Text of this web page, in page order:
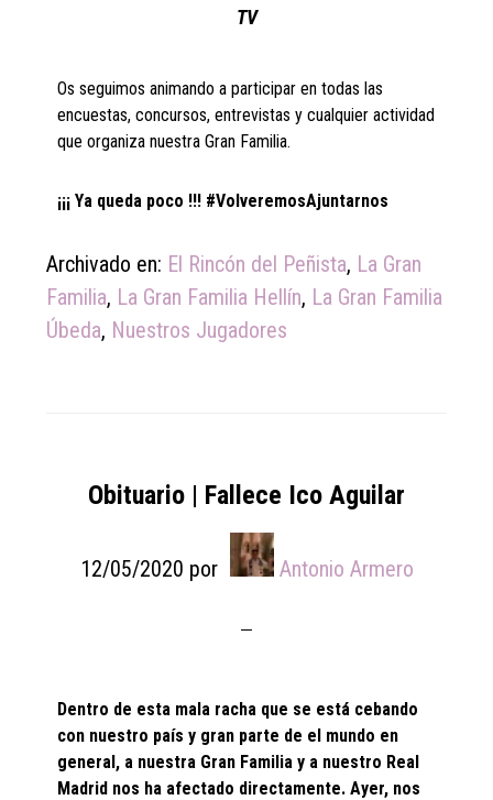
TV
Os seguimos animando a participar en todas las
encuestas, concursos, entrevistas y cualquier actividad
que organiza nuestra Gran Familia.
¡¡¡ Ya queda poco !!! #VolveremosAjuntarnos
Archivado en: El Rincón del Peñista, La Gran
Familia, La Gran Familia Hellín, La Gran Familia
Úbeda, Nuestros Jugadores
Obituario | Fallece Ico Aguilar
12/05/2020 por Antonio Armero
Dentro de esta mala racha que se está cebando
con nuestro país y gran parte de el mundo en
general, a nuestra Gran Familia y a nuestro Real
Madrid nos ha afectado directamente. Ayer, nos